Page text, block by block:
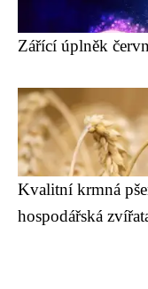
Zářící úplněk
Kvalitní krmná
hospodářská